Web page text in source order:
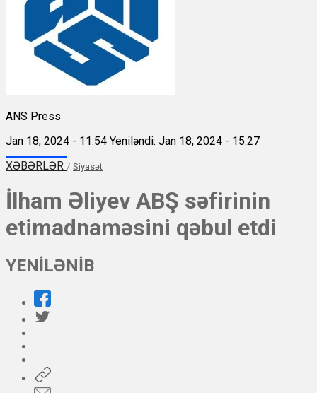
ANS Press
Jan 18, 2024 - 11:54 Yeniləndi: Jan 18, 2024 - 15:27
XƏBƏRLƏR / Siyasət
İlham Əliyev ABŞ səfirinin
etimadnaməsini qəbul etdi
YENİLƏNİB